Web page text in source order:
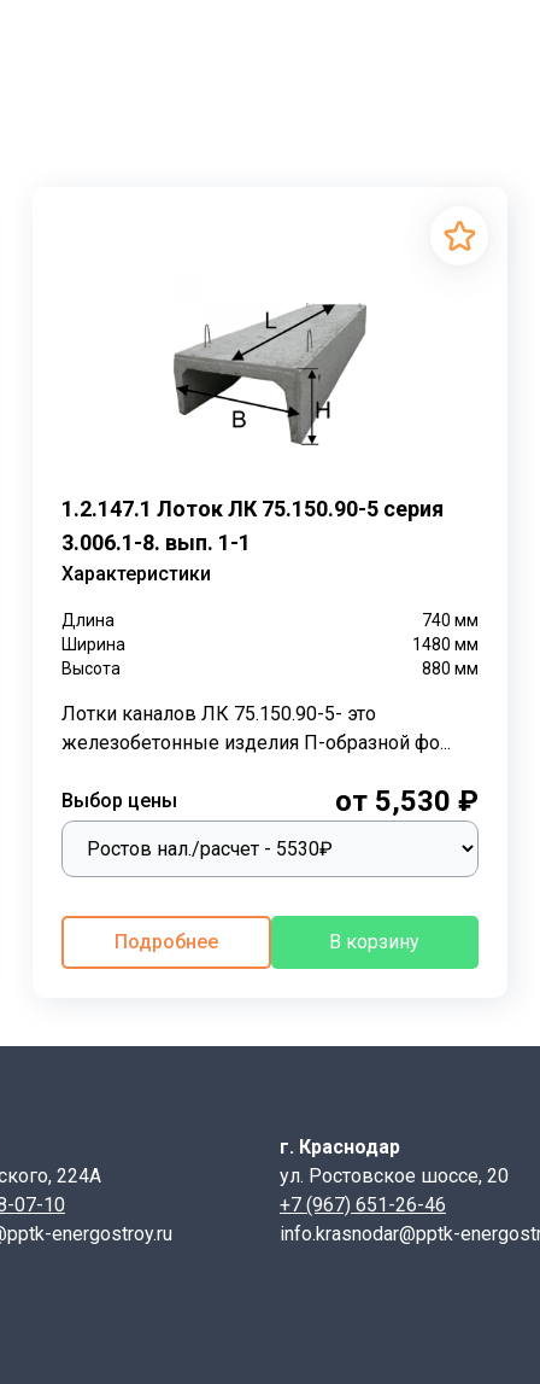
выполняющие всевозможные функции, с
каналы из лотковых элементов выполняют важную
различные коммуникации надежно защищены в
используются для перекрытия лотков канала
Длина
мм.
Ширина
мм.
Высота
мм.
1180 120
каналов служат для пропуска жидкостей. Не по
опасных зонах, включительно до 9 баллов,
возможно разрушения коммуникаций
инженерных сетей.
ускоряется и облегчается работа в
бетонных лотков и плит выполнить монтажные
лотки для каналоввысокого качества, которые
ЛК выполняются специальной техникой из за
B (см)
1.2.147.1 Лоток ЛК 75.150.90-5 серия
3.006.1-8. вып. 1-1
Характеристики
Длина 740 мм
Ширина
1480 мм
Высота
880 мм
Лотки каналов ЛК 75.150.90-5- это
железобетонные изделия П-образной фо...
Выбор цены от 5,530 ₽
Подробнее В корзину
224А
07-10
energostroy.ru
г. Краснодар
ул. Ростовское шоссе, 20
+7 (967) 651-26-46
info.krasnodar@pptk-